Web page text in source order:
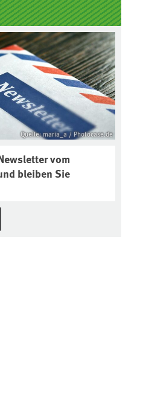
Quelle: maria_a / Photocase.de
vom
bleiben Sie